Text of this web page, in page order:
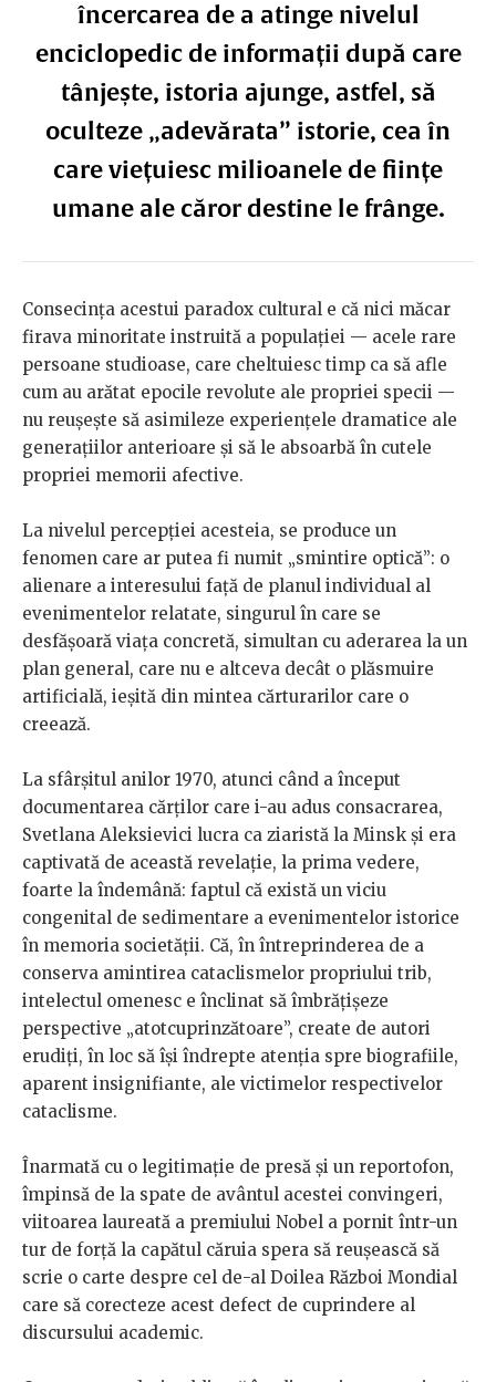
încercarea de a atinge nivelul
enciclopedic de informații după care
tânjește, istoria ajunge, astfel, să
oculteze „adevărata” istorie, cea în
care viețuiesc milioanele de ființe
umane ale căror destine le frânge.
Consecința acestui paradox cultural e că nici măcar
firava minoritate instruită a populației — acele rare
persoane studioase, care cheltuiesc timp ca să afle
cum au arătat epocile revolute ale propriei specii —
nu reușește să asimileze experiențele dramatice ale
generațiilor anterioare și să le absoarbă în cutele
propriei memorii afective.
La nivelul percepției acesteia, se produce un
fenomen care ar putea fi numit „smintire optică”: o
alienare a interesului față de planul individual al
evenimentelor relatate, singurul în care se
desfășoară viața concretă, simultan cu aderarea la un
plan general, care nu e altceva decât o plăsmuire
artificială, ieșită din mintea cărturarilor care o
creează.
La sfârșitul anilor 1970, atunci când a început
documentarea cărților care i-au adus consacrarea,
Svetlana Aleksievici lucra ca ziaristă la Minsk și era
captivată de această revelație, la prima vedere,
foarte la îndemână: faptul că există un viciu
congenital de sedimentare a evenimentelor istorice
în memoria societății. Că, în întreprinderea de a
conserva amintirea cataclismelor propriului trib,
intelectul omenesc e înclinat să îmbrățișeze
perspective „atotcuprinzătoare”, create de autori
erudiți, în loc să își îndrepte atenția spre biografiile,
aparent insignifiante, ale victimelor respectivelor
cataclisme.
Înarmată cu o legitimație de presă și un reportofon,
împinsă de la spate de avântul acestei convingeri,
viitoarea laureată a premiului Nobel a pornit într-un
tur de forță la capătul căruia spera să reușească să
scrie o carte despre cel de-al Doilea Război Mondial
care să corecteze acest defect de cuprindere al
discursului academic.